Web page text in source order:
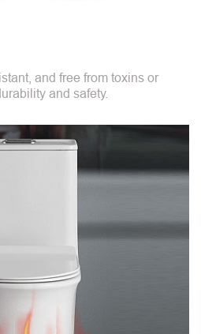
and free from toxins or
and safety.